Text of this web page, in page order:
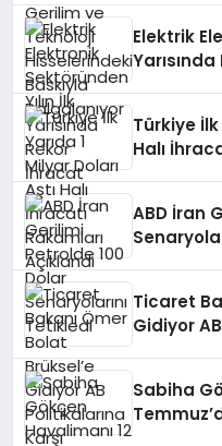
Elektrik
Türkiye İlk
Halı
ABD İran
Ticaret
Gidiyor
Sabiha